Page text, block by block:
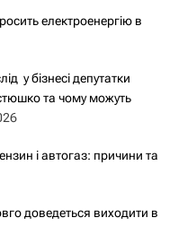
електроенергію в
у бізнесі депутатки
та чому можуть
і автогаз: причини та
доведеться виходити в